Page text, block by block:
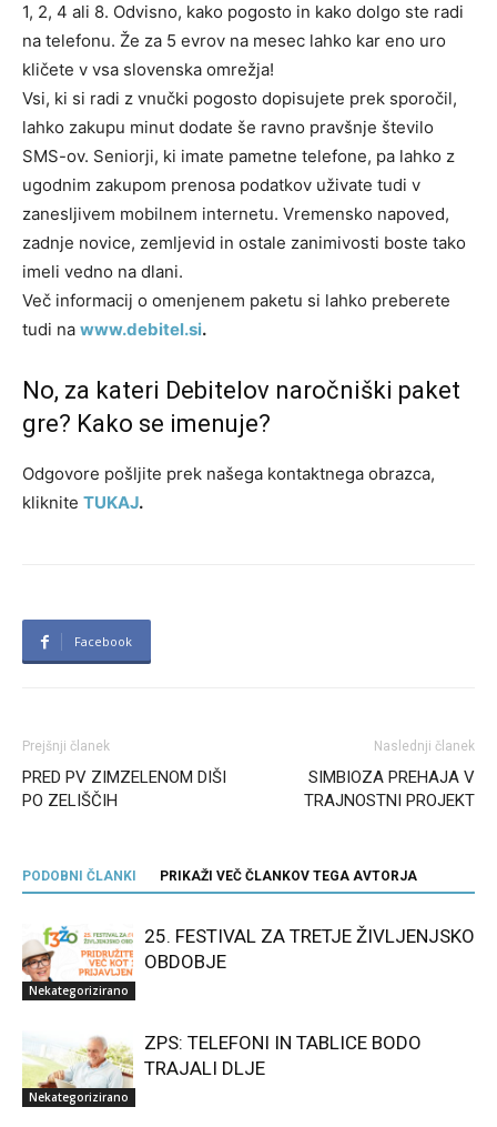
1, 2, 4 ali 8. Odvisno, kako pogosto in kako dolgo ste radi
na telefonu. Že za 5 evrov na mesec lahko kar eno uro
kličete v vsa slovenska omrežja!
Vsi, ki si radi z vnučki pogosto dopisujete prek sporočil,
lahko zakupu minut dodate še ravno pravšnje število
SMS-ov. Seniorji, ki imate pametne telefone, pa lahko z
ugodnim zakupom prenosa podatkov uživate tudi v
zanesljivem mobilnem internetu. Vremensko napoved,
zadnje novice, zemljevid in ostale zanimivosti boste tako
imeli vedno na dlani.
Več informacij o omenjenem paketu si lahko preberete
tudi na www.debitel.si.
No, za kateri Debitelov naročniški paket
gre? Kako se imenuje?
Odgovore pošljite prek našega kontaktnega obrazca,
kliknite TUKAJ.
Facebook
Prejšnji članek
PRED PV ZIMZELENOM DIŠI
PO ZELIŠČIH
Naslednji članek
SIMBIOZA PREHAJA V
TRAJNOSTNI PROJEKT
PODOBNI ČLANKI PRIKAŽI VEČ ČLANKOV TEGA AVTORJA
Nekategorizirano
25. FESTIVAL ZA TRETJE ŽIVLJENJSKO
OBDOBJE
Nekategorizirano
ZPS: TELEFONI IN TABLICE BODO
TRAJALI DLJE